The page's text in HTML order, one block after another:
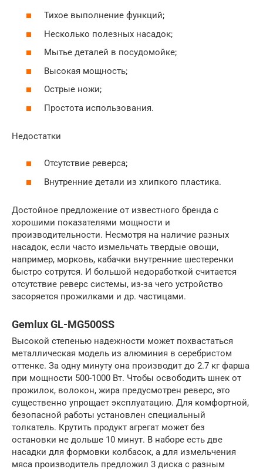
Тихое выполнение функций;
Несколько полезных насадок;
Мытье деталей в посудомойке;
Высокая мощность;
Острые ножи;
Простота использования.
Недостатки
Отсутствие реверса;
Внутренние детали из хлипкого пластика.
Достойное предложение от известного бренда с
хорошими показателями мощности и
производительности. Несмотря на наличие разных
насадок, если часто измельчать твердые овощи,
например, морковь, кабачки внутренние шестеренки
быстро сотрутся. И большой недоработкой считается
отсутствие реверс системы, из-за чего устройство
засоряется прожилками и др. частицами.
Gemlux GL-MG500SS
Высокой степенью надежности может похвастаться
металлическая модель из алюминия в серебристом
оттенке. За одну минуту она производит до 2.7 кг фарша
при мощности 500-1000 Вт. Чтобы освободить шнек от
прожилок, волокон, жира предусмотрен реверс, это
существенно упрощает эксплуатацию. Для комфортной,
безопасной работы установлен специальный
толкатель. Крутить продукт агрегат может без
остановки не дольше 10 минут. В наборе есть две
насадки для формовки колбасок, а для измельчения
мяса производитель предложил 3 диска с разным